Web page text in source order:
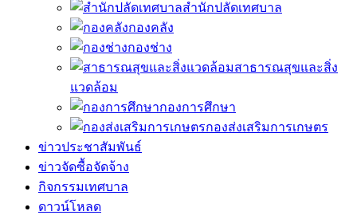
สำนักปลัดเทศบาล
กองคลัง
กองช่าง
สาธารณสุขและสิ่ง
แวดล้อม
กองการศึกษา
กองส่งเสริมการเกษตร
ข่าวประชาสัมพันธ์
ข่าวจัดซื้อจัดจ้าง
กิจกรรมเทศบาล
ดาวน์โหลด